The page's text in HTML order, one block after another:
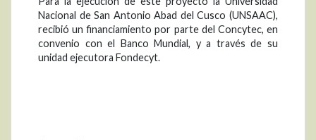
Nacional de San Antonio Abad del Cusco (UNSAAC),
recibió un financiamiento por parte del Concytec, en
convenio con el Banco Mundial, y a través de su
unidad ejecutora Fondecyt.